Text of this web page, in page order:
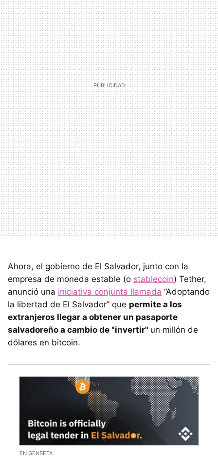
Ahora, el gobierno de El Salvador, junto con la
empresa de moneda estable (o stablecoin) Tether,
anunció una iniciativa conjunta llamada “Adoptando
la libertad de El Salvador” que permite a los
extranjeros llegar a obtener un pasaporte
salvadoreño a cambio de "invertir" un millón de
dólares en bitcoin.
EN GENBETA